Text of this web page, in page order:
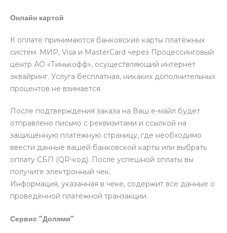
Онлайн картой
К оплате принимаются банковские карты платёжных
систем: МИР, Visa и MasterCard через Процессинговый
центр АО «Тинькофф», осуществляющий интернет
эквайринг. Услуга бесплатная, никаких дополнительных
процентов не взимается.
После подтверждения заказа на Ваш е-майл будет
отправлено письмо с реквизитами и ссылкой на
защищённую платёжную страницу, где необходимо
ввести данные вашей банковской карты или выбрать
оплату СБП (QR-код). После успешной оплаты вы
получите электронный чек.
Информация, указанная в чеке, содержит все данные о
проведённой платёжной транзакции.
Сервис "Долями"